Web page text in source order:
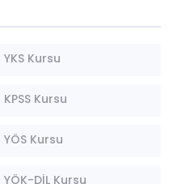
YKS Kursu
KPSS Kursu
YÖS Kursu
YÖK-DİL Kursu